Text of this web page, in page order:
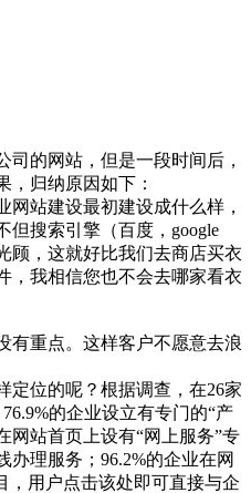
的网站，但是一段时间后，
，归纳原因如下：
网站建设最初建设成什么样，
但搜索引擎（百度，google
顾，这就好比我们去商店买衣
，我相信您也不会去哪家看衣
有重点。这样客户不愿意去浪
定位的呢？根据调查，在26家
的企业设立有专门的“产
网站首页上设有“网上服务”专
理服务；96.2%的企业在网
，用户点击该处即可直接与企